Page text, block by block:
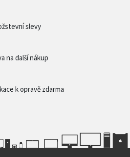
slevy
na další nákup
k opravě zdarma